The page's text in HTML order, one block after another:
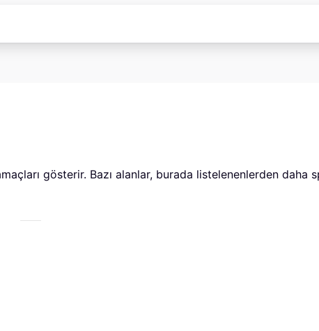
gösterir. Bazı alanlar, burada listelenenlerden daha